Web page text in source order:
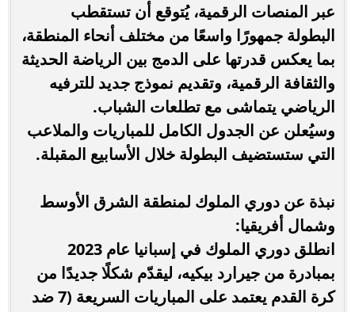
عبر المنصات الرقمية، يُتوقع أن تستقطب
البطولة جمهورًا واسعًا من مختلف أنحاء المنطقة،
بما يعكس قدرتها على الدمج بين الرياضة الحديثة
والثقافة الرقمية، وتقديم نموذج جديد للترفيه
الرياضي يتماشى مع تطلعات الشباب.
وسيُعلن عن الجدول الكامل للمباريات والملاعب
التي ستستضيف البطولة خلال الأسابيع المقبلة.
نبذة عن دوري الملوك لمنطقة الشرق الأوسط
وشمال أفريقيا:
انطلق دوري الملوك في إسبانيا عام 2023
بمبادرة من جيرارد بيكيه، ليقدّم شكلًا جديدًا من
كرة القدم يعتمد على المباريات السريعة (7 ضد